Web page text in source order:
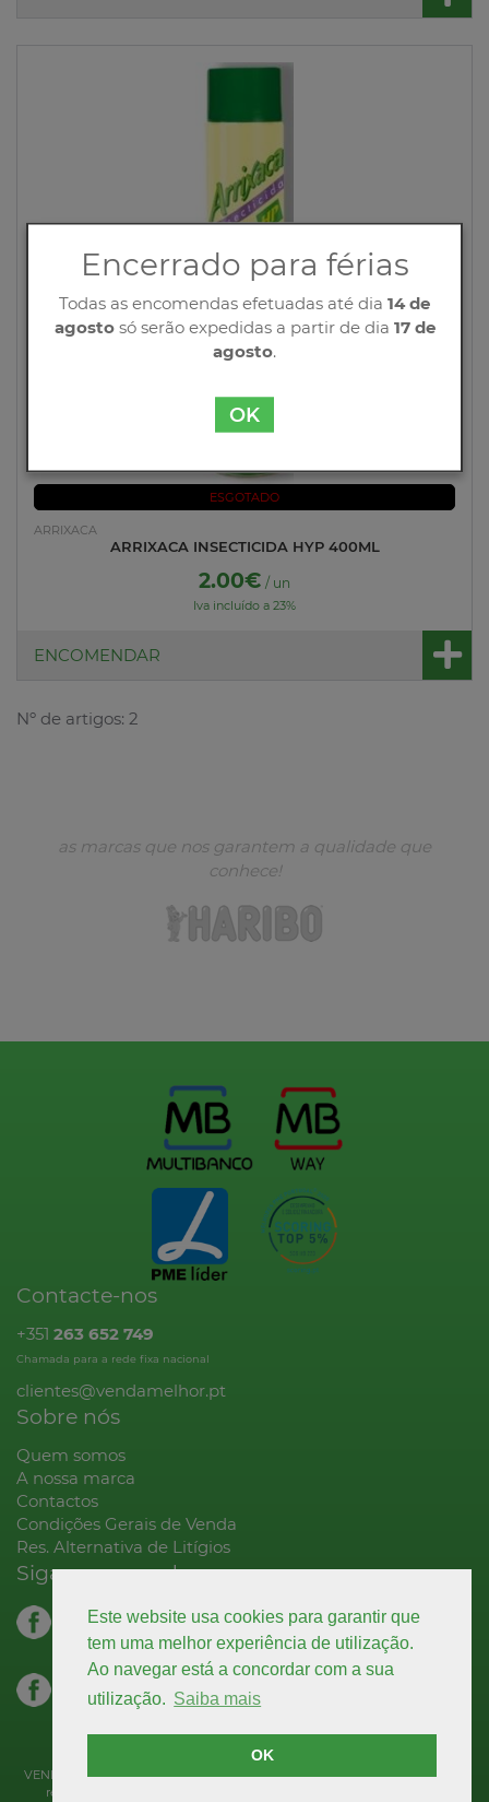
Este website usa cookies para garantir que
tem uma melhor experiência de utilização.
Ao navegar está a concordar com a sua
utilização. Saiba mais
OK
ESGOTADO
ARRIXACA
ARRIXACA INSECTICIDA HYP 400ML
2.00€ / un
Iva incluído a 23%
ENCOMENDAR
Nº de artigos: 2
as marcas que nos garantem a qualidade que
conhece!
Contacte-nos
+351 263 652 749
Chamada para a rede fixa nacional
clientes@vendamelhor.pt
Sobre nós
Quem somos
A nossa marca
Contactos
Condições Gerais de Venda
Res. Alternativa de Litígios
Siga-nos na rede
facebook.com
decoração
facebook.com
higiene & limpeza
VENDA MELHOR E COMPRE BEM CASH & CARRY LDA © Todos os direitos
reservados |
Encerrado para férias
Todas as encomendas efetuadas até dia 14 de
agostosó serão expedidas a partir de dia 17 de
agosto.
OK